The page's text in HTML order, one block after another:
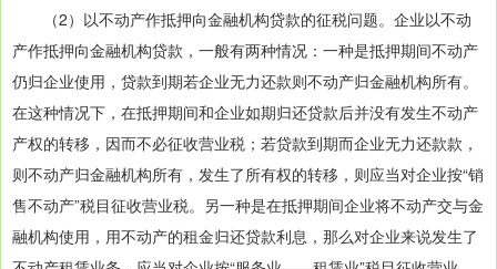
（2）以不动产作抵押向金融机构贷款的征税问题。企业以不动
产作抵押向金融机构贷款，一般有两种情况：一种是抵押期间不动产
仍归企业使用，贷款到期若企业无力还款则不动产归金融机构所有。
在这种情况下，在抵押期间和企业如期归还贷款后并没有发生不动产
产权的转移，因而不必征收营业税；若贷款到期而企业无力还款款，
则不动产归金融机构所有，发生了所有权的转移，则应当对企业按“销
售不动产”税目征收营业税。另一种是在抵押期间企业将不动产交与金
融机构使用，用不动产的租金归还贷款利息，那么对企业来说发生了